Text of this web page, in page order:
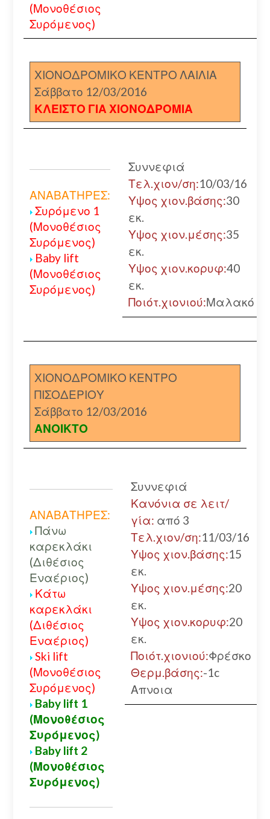
(Μονοθέσιος
Συρόμενος)
ΧΙΟΝΟΔΡΟΜΙΚΟ ΚΕΝΤΡΟ ΛΑΙΛΙΑ
Σάββατο 12/03/2016
ΚΛΕΙΣΤΟ ΓΙΑ ΧΙΟΝΟΔΡΟΜΙΑ
ΑΝΑΒΑΤΗΡΕΣ:
Συρόμενο 1
(Μονοθέσιος
Συρόμενος)
Baby lift
(Μονοθέσιος
Συρόμενος)
Συννεφιά
Τελ.χιον/ση:10/03/16
Υψος χιον.βάσης:30
εκ.
Υψος χιον.μέσης:35
εκ.
Υψος χιον.κορυφ:40
εκ.
Ποιότ.χιονιού:Μαλακό
ΧΙΟΝΟΔΡΟΜΙΚΟ ΚΕΝΤΡΟ
ΠΙΣΟΔΕΡΙΟΥ
Σάββατο 12/03/2016
ΑΝΟΙΚΤΟ
ΑΝΑΒΑΤΗΡΕΣ:
Πάνω
καρεκλάκι
(Διθέσιος
Εναέριος)
Κάτω
καρεκλάκι
(Διθέσιος
Εναέριος)
Ski lift
(Μονοθέσιος
Συρόμενος)
Baby lift 1
(Μονοθέσιος
Συρόμενος)
Baby lift 2
(Μονοθέσιος
Συρόμενος)
Συννεφιά
Κανόνια σε λειτ/
γία: από 3
Τελ.χιον/ση:11/03/16
Υψος χιον.βάσης:15
εκ.
Υψος χιον.μέσης:20
εκ.
Υψος χιον.κορυφ:20
εκ.
Ποιότ.χιονιού:Φρέσκο
Θερμ.βάσης:-1c
Απνοια